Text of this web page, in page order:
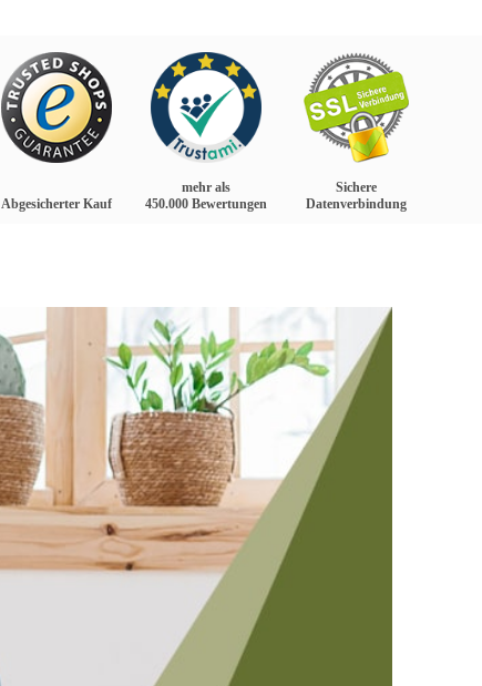
Abgesicherter Kauf
mehr als
450.000 Bewertungen
Sichere
Datenverbindung